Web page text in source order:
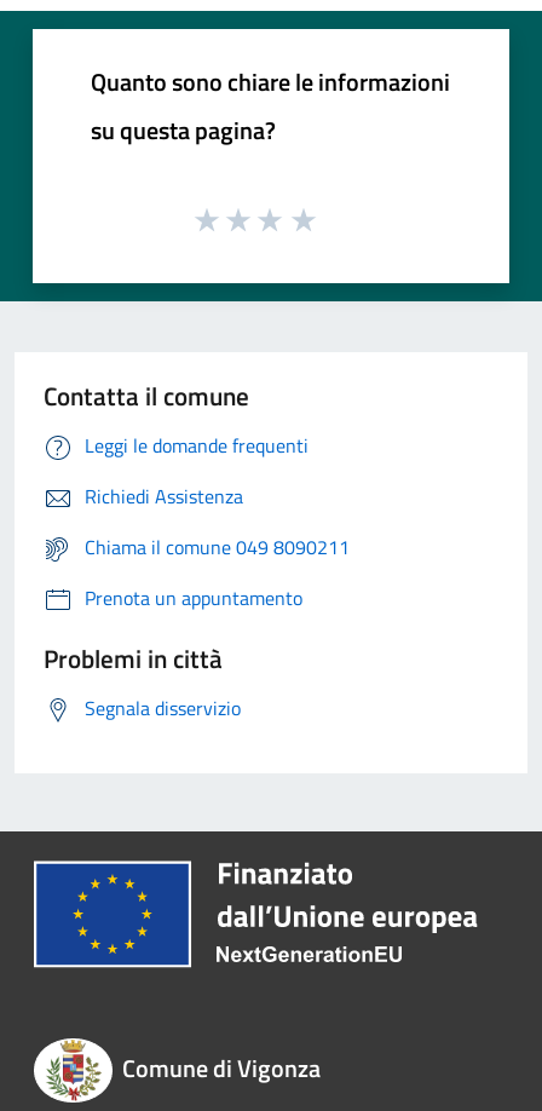
Quanto sono chiare le informazioni
su questa pagina?
Contatta il comune
Leggi le domande frequenti
Richiedi Assistenza
Chiama il comune 049 8090211
Prenota un appuntamento
Problemi in città
Segnala disservizio
Comune di Vigonza